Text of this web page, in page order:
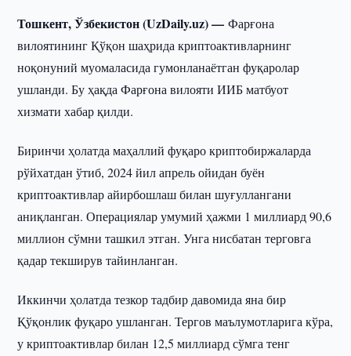
Тошкент, Ўзбекистон (UzDaily.uz) —Фарғона
вилоятининг Қўқон шаҳрида криптоактивларнинг
ноқонуний муомаласида гумонланаётган фуқаролар
ушланди. Бу ҳақда Фарғона вилояти ИИБ матбуот
хизмати хабар қилди.
Биринчи ҳолатда маҳаллий фуқаро криптобиржаларда
рўйхатдан ўтиб, 2024 йил апрель ойидан буён
криптоактивлар айирбошлаш билан шуғуллангани
аниқланган. Операциялар умумий ҳажми 1 миллиард 90,6
миллион сўмни ташкил этган. Унга нисбатан терговга
қадар текширув тайинланган.
Иккинчи ҳолатда тезкор тадбир давомида яна бир
Қўқонлик фуқаро ушланган. Тергов маълумотларига кўра,
у криптоактивлар билан 12,5 миллиард сўмга тенг